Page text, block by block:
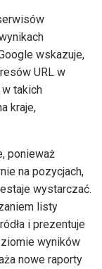
wskazuje,
URL w
takich
kraje,
ponieważ
na pozycjach,
wystarczać.
listy
i prezentuje
wyników
nowe raporty